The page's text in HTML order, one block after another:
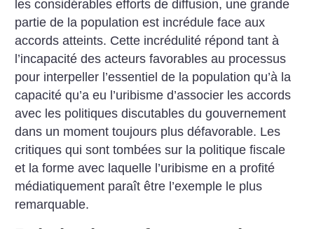
les considérables efforts de diffusion, une grande
partie de la population est incrédule face aux
accords atteints. Cette incrédulité répond tant à
l’incapacité des acteurs favorables au processus
pour interpeller l’essentiel de la population qu’à la
capacité qu’a eu l’uribisme d’associer les accords
avec les politiques discutables du gouvernement
dans un moment toujours plus défavorable. Les
critiques qui sont tombées sur la politique fiscale
et la forme avec laquelle l’uribisme en a profité
médiatiquement paraît être l’exemple le plus
remarquable.